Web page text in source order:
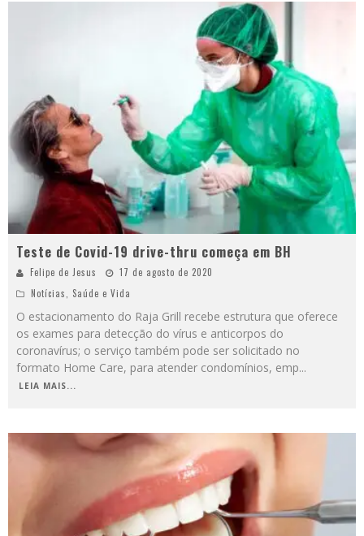
Teste de Covid-19 drive-thru começa em BH
Felipe de Jesus
17 de agosto de 2020
Notícias
Saúde e Vida
O estacionamento do Raja Grill recebe estrutura que oferece
os exames para detecção do vírus e anticorpos do
coronavírus; o serviço também pode ser solicitado no
formato Home Care, para atender condomínios, emp...
LEIA MAIS...